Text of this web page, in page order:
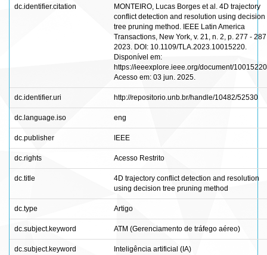
dc.identifier.citation
MONTEIRO, Lucas Borges et al. 4D trajectory
conflict detection and resolution using decision
tree pruning method. IEEE Latin America
Transactions, New York, v. 21, n. 2, p. 277 -
2023. DOI: 10.1109/TLA.2023.10015220.
Disponível em:
https://ieeexplore.ieee.org/document/
Acesso em: 03 jun. 2025.
dc.identifier.uri http://repositorio.unb.br/handle/10482/52530
dc.language.iso eng
dc.publisher IEEE
dc.rights Acesso Restrito
dc.title
4D trajectory conflict detection and resolution
using decision tree pruning method
dc.type Artigo
dc.subject.keyword ATM (Gerenciamento de tráfego aéreo)
dc.subject.keyword Inteligência artificial (IA)